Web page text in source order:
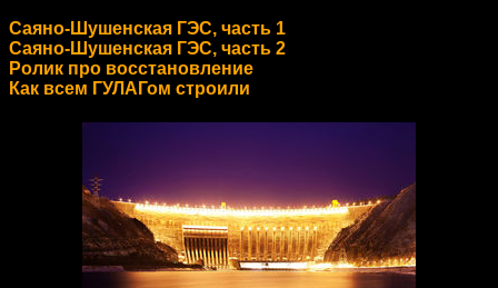
Саяно-Шушенская ГЭС, часть 1
Саяно-Шушенская ГЭС, часть 2
Ролик про восстановление
Как всем ГУЛАГом строили